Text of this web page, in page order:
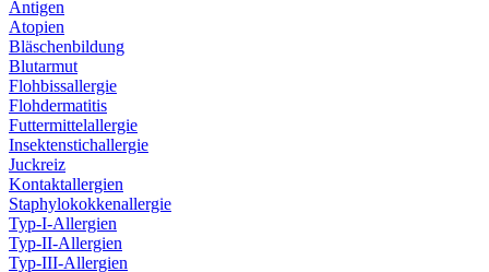
Antigen
Atopien
Bläschenbildung
Blutarmut
Flohbissallergie
Flohdermatitis
Futtermittelallergie
Insektenstichallergie
Juckreiz
Kontaktallergien
Staphylokokkenallergie
Typ-I-Allergien
Typ-II-Allergien
Typ-III-Allergien